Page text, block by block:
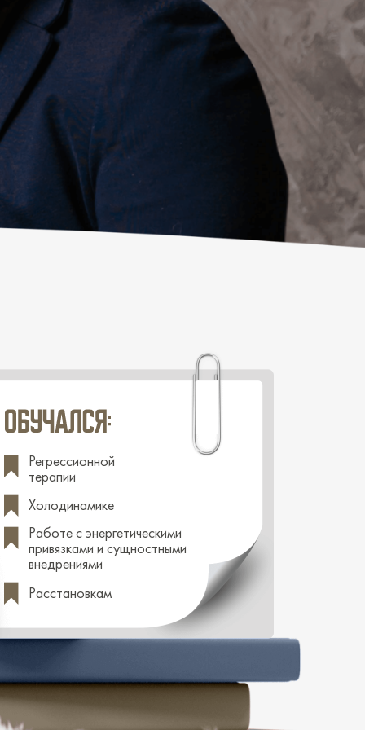
Расстановкам
Регрессионной
терапии
Холодинамике
Работе с энергетическими
привязками и сущностными
внедрениями